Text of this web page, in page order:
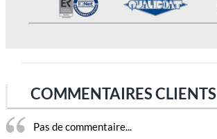
COMMENTAIRES CLIENTS
Pas de commentaire...